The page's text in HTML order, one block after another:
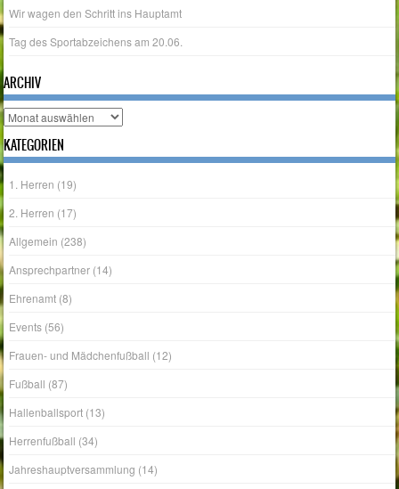
Wir wagen den Schritt ins Hauptamt
Tag des Sportabzeichens am 20.06.
ARCHIV
Archiv
KATEGORIEN
1. Herren (19)
2. Herren (17)
Allgemein (238)
Ansprechpartner (14)
Ehrenamt (8)
Events (56)
Frauen- und Mädchenfußball (12)
Fußball (87)
Hallenballsport (13)
Herrenfußball (34)
Jahreshauptversammlung (14)